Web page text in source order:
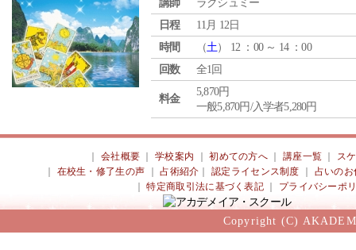
講師
ラクシュミー
日程
11月 12日
時間
（土） 12 ：00 ～ 14 ：00
回数
全1回
料金
5,870円
一般5,870円/入学者5,280円
会社概要 ｜学校案内 ｜初めての方へ 講座一覧
ス
在校生・修了生の声 ｜占術紹介 ｜認定ライセンス制度
占いのお
｜特定商取引法に基づく表記 プライバシーポ
Copyright (C)